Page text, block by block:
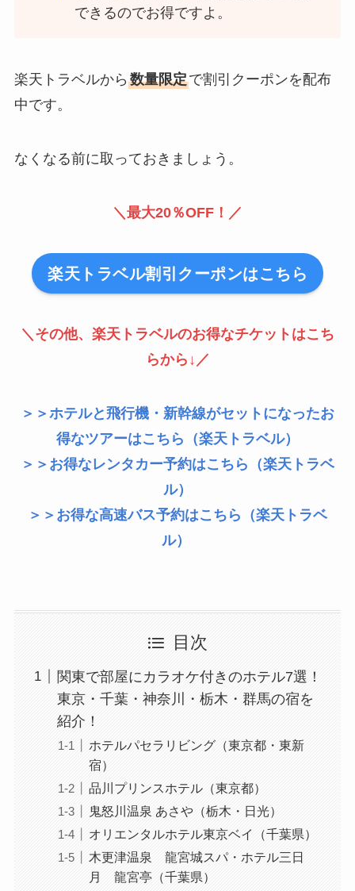
できるのでお得ですよ。
楽天トラベルから 数量限定で割引クーポンを配布
中です。
なくなる前に取っておきましょう。
＼最大20％OFF！／
楽天トラベル割引クーポンはこちら
＼その他、楽天トラベルのお得なチケットはこち
らから↓／
＞＞ホテルと飛行機・新幹線がセットになったお
得なツアーはこちら（楽天トラベル）
＞＞お得なレンタカー予約はこちら（楽天トラベ
ル）
＞＞お得な高速バス予約はこちら（楽天トラベ
ル）
目次
関東で部屋にカラオケ付きのホテル7選！
東京・千葉・神奈川・栃木・群馬の宿を
紹介！
ホテルパセラリビング（東京都・東新
宿）
品川プリンスホテル（東京都）
鬼怒川温泉 あさや（栃木・日光）
オリエンタルホテル東京ベイ（千葉県）
木更津温泉 龍宮城スパ・ホテル三日
月 龍宮亭（千葉県）